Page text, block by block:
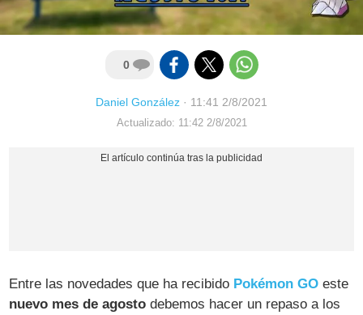
0
Daniel González · 11:41 2/8/2021
Actualizado: 11:42 2/8/2021
Entre las novedades que ha recibido Pokémon GO este
nuevo mes de agosto debemos hacer un repaso a los